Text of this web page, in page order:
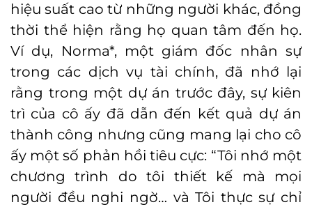
hiệu suất cao từ những người khác, đồng
thời thể hiện rằng họ quan tâm đến họ.
Ví dụ, Norma*, một giám đốc nhân sự
trong các dịch vụ tài chính, đã nhớ lại
rằng trong một dự án trước đây, sự kiên
trì của cô ấy đã dẫn đến kết quả dự án
thành công nhưng cũng mang lại cho cô
ấy một số phản hồi tiêu cực: “Tôi nhớ một
chương trình do tôi thiết kế mà mọi
người đều nghi ngờ… và Tôi thực sự chỉ